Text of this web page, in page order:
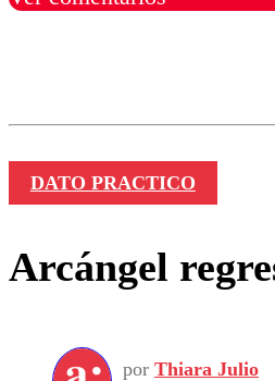
DATO PRACTICO
Arcángel
por Thiara Julio